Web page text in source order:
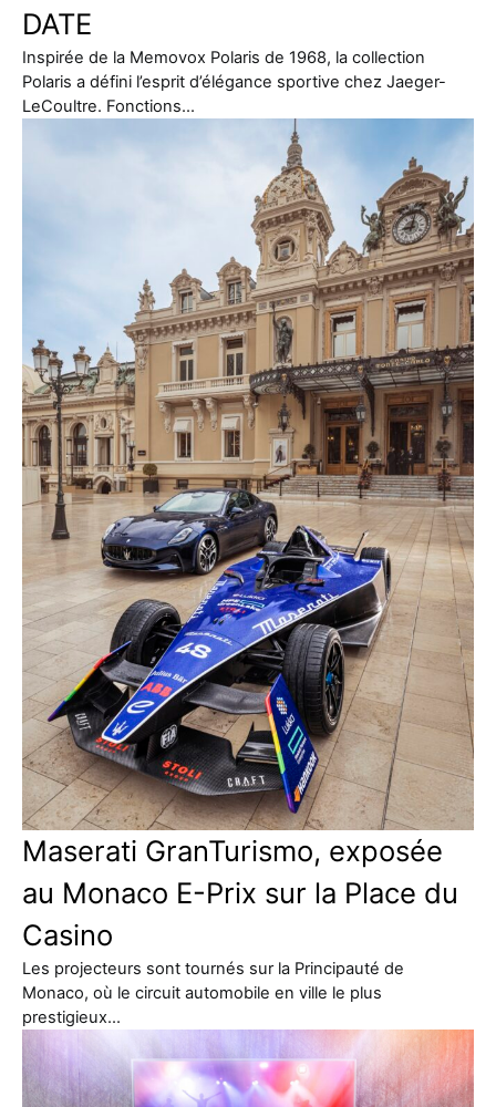
DATE
Inspirée de la Memovox Polaris de 1968, la collection
Polaris a défini l’esprit d’élégance sportive chez Jaeger-
LeCoultre. Fonctions…
Maserati GranTurismo, exposée
au Monaco E-Prix sur la Place du
Casino
Les projecteurs sont tournés sur la Principauté de
Monaco, où le circuit automobile en ville le plus
prestigieux…